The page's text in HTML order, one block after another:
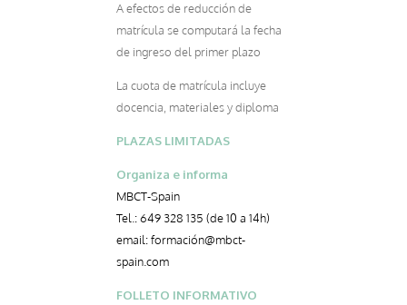
A efectos de reducción de
matrícula se computará la fecha
de ingreso del primer plazo
La cuota de matrícula incluye
docencia, materiales y diploma
PLAZAS LIMITADAS
Organiza e informa
MBCT-Spain
Tel.: 649 328 135 (de 10 a 14h)
email: formación@mbct-
spain.com
FOLLETO INFORMATIVO